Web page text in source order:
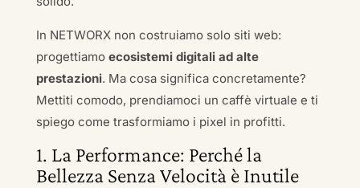
In NETWORX non costruiamo solo siti web:
progettiamo ecosistemi digitali ad alte
prestazioni. Ma cosa significa concretamente?
Mettiti comodo, prendiamoci un caffè virtuale e ti
spiego come trasformiamo i pixel in profitti.
1. La Performance: Perché la
Bellezza Senza Velocità è Inutile